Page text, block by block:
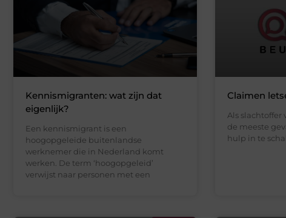
Kennismigranten: wat zijn dat
eigenlijk?
Een kennismigrant is een
hoogopgeleide buitenlandse
werknemer die in Nederland komt
werken. De term ‘hoogopgeleid’
verwijst naar personen met een
Claimen
Als slachtoffer
de meeste
hulp in te